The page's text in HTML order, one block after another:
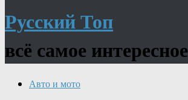
Русский Топ
всё самое интересное
Авто и мото